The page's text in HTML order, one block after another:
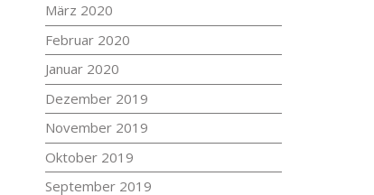
März 2020
Februar 2020
Januar 2020
Dezember 2019
November 2019
Oktober 2019
September 2019